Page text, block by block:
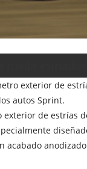
exterior de
autos Sprint.
de estrías
acabado